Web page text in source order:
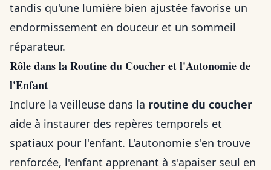
tandis qu'une lumière bien ajustée favorise un
endormissement en douceur et un sommeil
réparateur.
Rôle dans la Routine du Coucher et l'Autonomie de
l'Enfant
Inclure la veilleuse dans la routine du coucher
aide à instaurer des repères temporels et
spatiaux pour l'enfant. L'autonomie s'en trouve
renforcée, l'enfant apprenant à s'apaiser seul en